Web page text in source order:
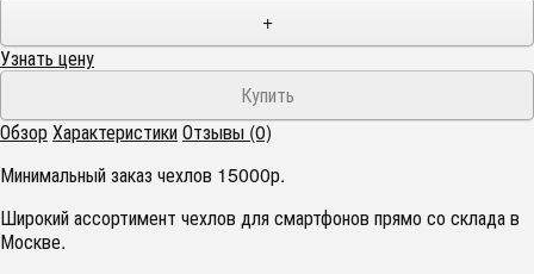
+
Узнать цену
ОбзорХарактеристикиОтзывы (0)
Минимальный заказ чехлов 15000р.
Широкий ассортимент чехлов для смартфонов прямо со склада в
Москве.